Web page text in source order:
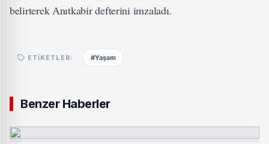
belirterek Anıtkabir defterini imzaladı.
ETIKETLER: #Yaşam
Benzer Haberler